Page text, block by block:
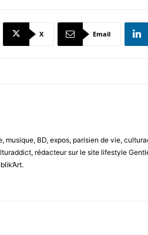
X Email
musique, BD, expos, parisien de vie,
rédacteur sur le site lifestyle